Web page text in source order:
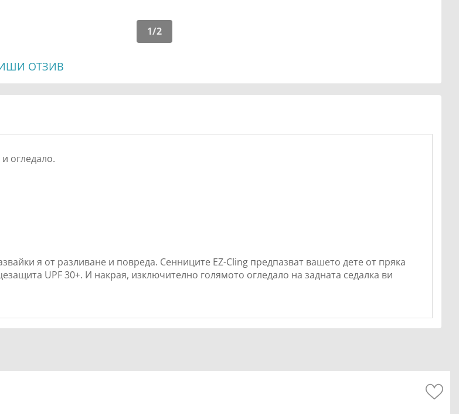
ОТЗИВ
1/2
огледало.
я от разливане и повреда. Сенниците EZ-Cling предпазват вашето дете от пряка
UPF 30+. И накрая, изключително голямото огледало на задната седалка ви